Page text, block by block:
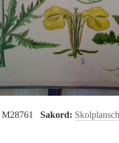
M28761 Sakord: Skolplansch